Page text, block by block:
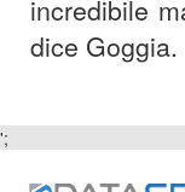
incredibile
dice Goggia.
';